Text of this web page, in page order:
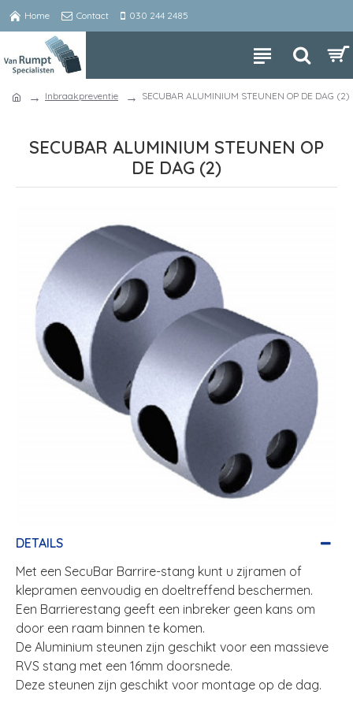
Home Contact 030 244 2485
Inbraakpreventie SECUBAR ALUMINIUM STEUNEN OP DE DAG (2)
SECUBAR ALUMINIUM STEUNEN OP
DE DAG (2)
DETAILS
Met een SecuBar Barrire-stang kunt u zijramen of
klepramen eenvoudig en doeltreffend beschermen.
Een Barrierestang geeft een inbreker geen kans om
door een raam binnen te komen.
De Aluminium steunen zijn geschikt voor een massieve
RVS stang met een 16mm doorsnede.
Deze steunen zijn geschikt voor montage op de dag.